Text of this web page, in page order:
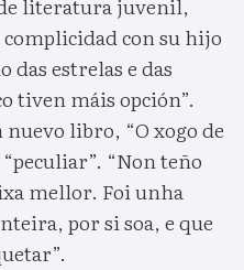
literatura juvenil,
con su hijo
das estrelas e das
tiven máis opción”.
nuevo libro, “O xogo de
“Non teño
mellor. Foi unha
por si soa, e que